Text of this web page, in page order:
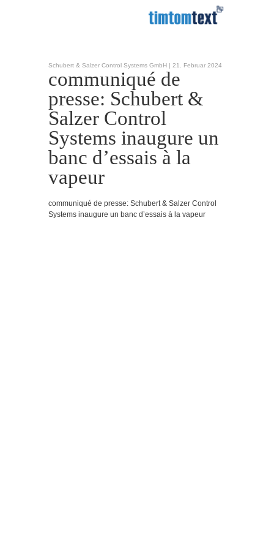
Schubert & Salzer Control Systems GmbH | 21. Februar 2024
communiqué de
presse: Schubert &
Salzer Control
Systems inaugure un
banc d’essais à la
vapeur
communiqué de presse: Schubert & Salzer Control
Systems inaugure un banc d’essais à la vapeur